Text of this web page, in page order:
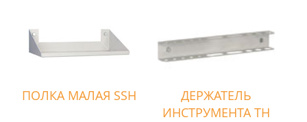
ПОЛКА МАЛАЯ SSH
ДЕРЖАТЕЛЬ
ИНСТРУМЕНТА TH